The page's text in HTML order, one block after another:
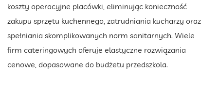
koszty operacyjne placówki, eliminując konieczność
zakupu sprzętu kuchennego, zatrudniania kucharzy oraz
spełniania skomplikowanych norm sanitarnych. Wiele
firm cateringowych oferuje elastyczne rozwiązania
cenowe, dopasowane do budżetu przedszkola.